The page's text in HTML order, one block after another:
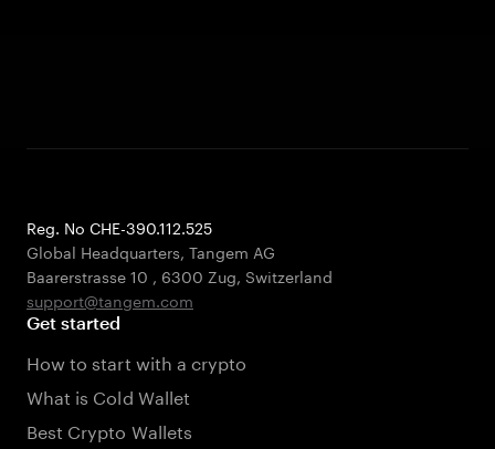
Reg. No CHE-390.112.525
Global Headquarters, Tangem AG
Baarerstrasse 10 , 6300 Zug, Switzerland
support@tangem.com
Get started
How to start with a crypto
What is Cold Wallet
Best Crypto Wallets